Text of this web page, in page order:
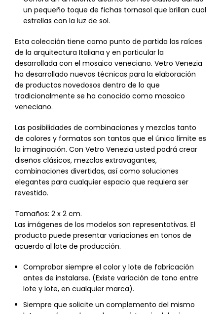
un pequeño toque de fichas tornasol que brillan cual
estrellas con la luz de sol.
Esta colección tiene como punto de partida las raíces
de la arquitectura Italiana y en particular la
desarrollada con el mosaico veneciano. Vetro Venezia
ha desarrollado nuevas técnicas para la elaboración
de productos novedosos dentro de lo que
tradicionalmente se ha conocido como mosaico
veneciano.
Las posibilidades de combinaciones y mezclas tanto
de colores y formatos son tantas que el único límite es
la imaginación. Con Vetro Venezia usted podrá crear
diseños clásicos, mezclas extravagantes,
combinaciones divertidas, así como soluciones
elegantes para cualquier espacio que requiera ser
revestido.
Tamaños: 2 x 2 cm.
Las imágenes de los modelos son representativas. El
producto puede presentar variaciones en tonos de
acuerdo al lote de producción.
Comprobar siempre el color y lote de fabricación
antes de instalarse. (Existe variación de tono entre
lote y lote, en cualquier marca).
Siempre que solicite un complemento del mismo